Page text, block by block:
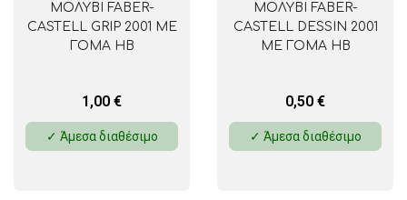
ΜΟΛΥΒΙ FABER-
CASTELL GRIP 2001 ΜΕ
ΓΟΜΑ HB
1,00 €
✓ Άμεσα διαθέσιμο
ΜΟΛΥΒΙ FABER-
CASTELL DESSIN 2001
ΜΕ ΓΟΜΑ HB
0,50 €
✓ Άμεσα διαθέσιμο